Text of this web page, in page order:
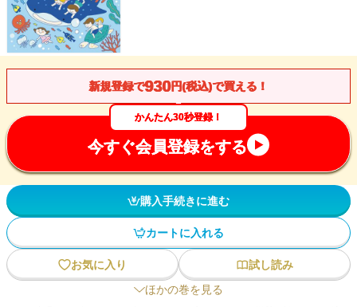
新規登録で930円(税込)で買える！
かんたん30秒登録！
今すぐ会員登録をする
購入手続きに進む
カートに入れる
お気に入り
試し読み
ほかの巻を見る